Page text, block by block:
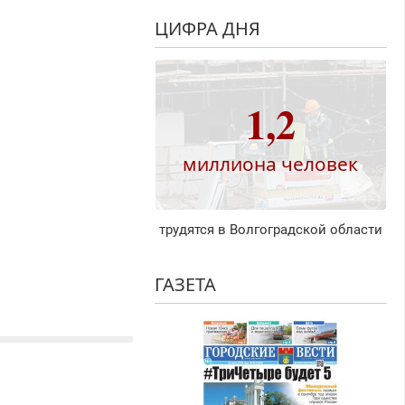
ЦИФРА ДНЯ
1,2
миллиона человек
трудятся в Волгоградской области
ГАЗЕТА